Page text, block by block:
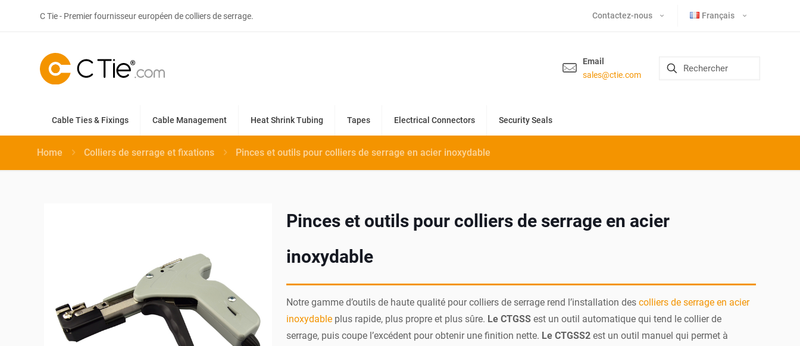
C Tie - Premier fournisseur européen de colliers de serrage. Contactez-nous Français
Email
sales@ctie.com
Cable Ties & Fixings Cable Management Heat Shrink Tubing Tapes Electrical Connectors Security Seals
Home Colliers de serrage et fixations Pinces et outils pour colliers de serrage en acier inoxydable
Pinces et outils pour colliers de serrage en acier
inoxydable
Notre gamme d’outils de haute qualité pour colliers de serrage rend l’installation des colliers de serrage en acier
inoxydableplus rapide, plus propre et plus sûre. Le CTGSSest un outil automatique qui tend le collier de
serrage, puis coupe l’excédent pour obtenir une finition nette. Le CTGSS2est un outil manuel qui permet à